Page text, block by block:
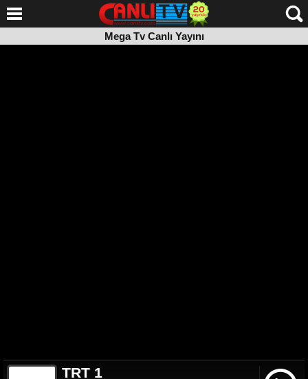
Mega Tv Canlı Yayını
TRT 1